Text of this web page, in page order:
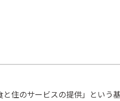
住のサービスの提供」という